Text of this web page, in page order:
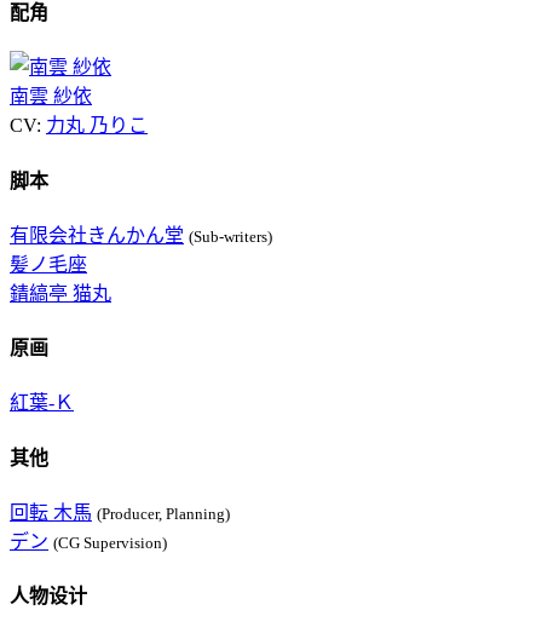
配角
南雲 紗依
CV: 力丸 乃りこ
脚本
有限会社きんかん堂 (Sub-writers)
髪ノ毛座
錆縞亭 猫丸
原画
紅葉-Ｋ
其他
回転 木馬 (Producer, Planning)
デン (CG Supervision)
人物设计